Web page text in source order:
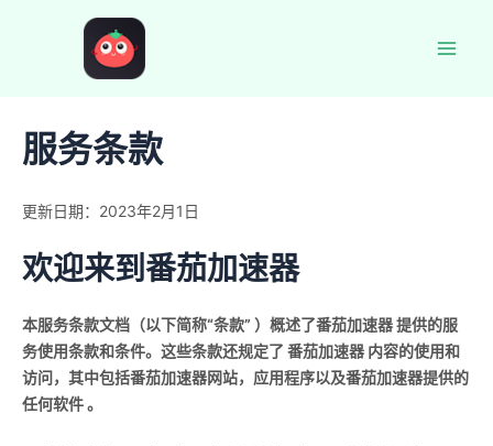
服务条款
更新日期：2023年2月1日
欢迎来到番茄加速器
本服务条款文档（以下简称“条款” ）概述了番茄加速器 提供的服
务使用条款和条件。这些条款还规定了 番茄加速器 内容的使用和
访问，其中包括番茄加速器网站，应用程序以及番茄加速器提供的
任何软件 。